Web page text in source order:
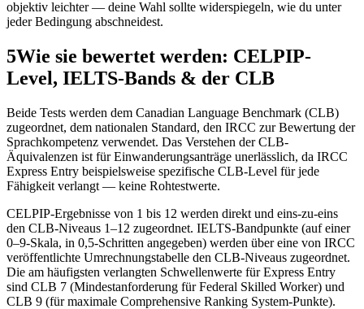
objektiv leichter — deine Wahl sollte widerspiegeln, wie du unter
jeder Bedingung abschneidest.
5Wie sie bewertet werden: CELPIP-
Level, IELTS-Bands & der CLB
Beide Tests werden dem Canadian Language Benchmark (CLB)
zugeordnet, dem nationalen Standard, den IRCC zur Bewertung der
Sprachkompetenz verwendet. Das Verstehen der CLB-
Äquivalenzen ist für Einwanderungsanträge unerlässlich, da IRCC
Express Entry beispielsweise spezifische CLB-Level für jede
Fähigkeit verlangt — keine Rohtestwerte.
CELPIP-Ergebnisse von 1 bis 12 werden direkt und eins-zu-eins
den CLB-Niveaus 1–12 zugeordnet. IELTS-Bandpunkte (auf einer
0–9-Skala, in 0,5-Schritten angegeben) werden über eine von IRCC
veröffentlichte Umrechnungstabelle den CLB-Niveaus zugeordnet.
Die am häufigsten verlangten Schwellenwerte für Express Entry
sind CLB 7 (Mindestanforderung für Federal Skilled Worker) und
CLB 9 (für maximale Comprehensive Ranking System-Punkte).